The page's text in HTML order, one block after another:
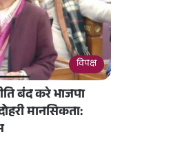
विपक्ष
बंद करे भाजपा
मानसिकता: